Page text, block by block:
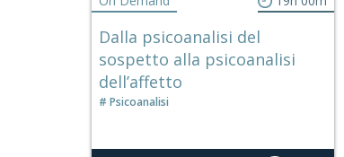
Dalla psicoanalisi del
sospetto alla psicoanalisi
dell’affetto
Psicoanalisi